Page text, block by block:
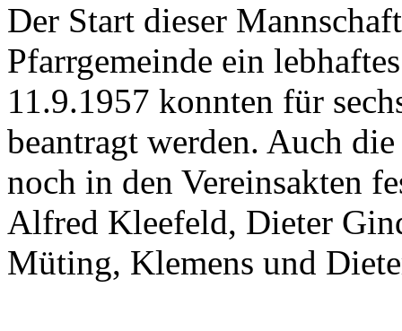
Der Start dieser
Pfarrgemeinde ein
11.9.1957 konnten für
beantragt werden. Auch
noch in den Vereinsakten
Alfred Kleefeld, Dieter
Müting, Klemens und